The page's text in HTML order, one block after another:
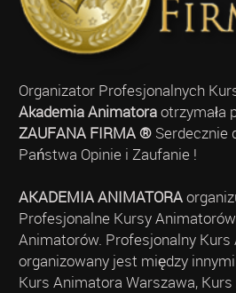
Organizator Profesjonalnych
Akademia Animatoraotrzymała
ZAUFANA FIRMA ®Serdecznie
Państwa Opinie i Zaufanie !
AKADEMIA ANIMATORA
Profesjonalne Kursy
Animatorów. Profesjonalny Kurs
organizowany jest między
Kurs Animatora Warszawa,